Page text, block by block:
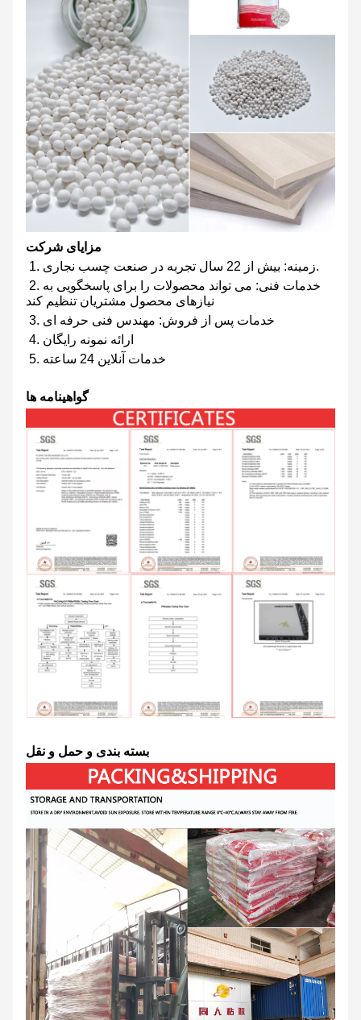
مزایای شرکت
1. زمینه: بیش از 22 سال تجربه در صنعت چسب نجاری.
2. خدمات فنی: می تواند محصولات را برای پاسخگویی به
نیازهای محصول مشتریان تنظیم کند
4. ارائه نمونه رایگان
5. خدمات آنلاین 24 ساعته
گواهینامه ها
بسته بندی و حمل و نقل